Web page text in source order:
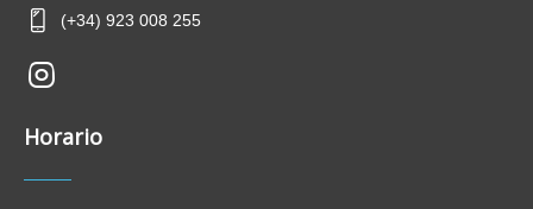
(+34) 923 008 255
new-
insta
Horario